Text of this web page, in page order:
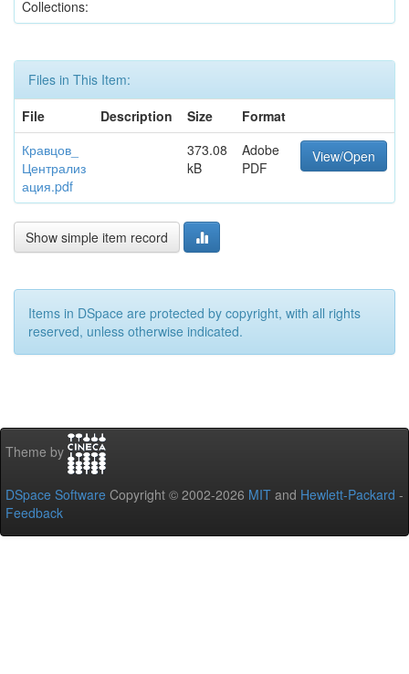
Collections:
Files in This Item:
File
Description Size
Format
Кравцов_
Централиз
ация.pdf
373.08
kB
Adobe
PDF
View/Open
Show simple item record
Items in DSpace are protected by copyright, with all rights
reserved, unless otherwise indicated.
Theme by
DSpace Software Copyright © 2002-2026 MIT and Hewlett-Packard -
Feedback